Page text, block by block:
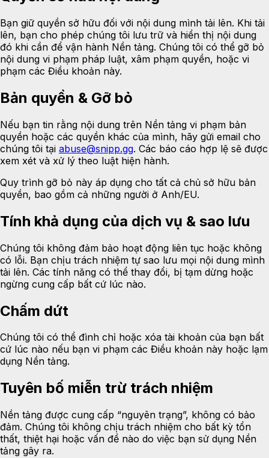
Bạn giữ quyền sở hữu đối với nội dung mình tải lên. Khi tải
lên, bạn cho phép chúng tôi lưu trữ và hiển thị nội dung
đó khi cần để vận hành Nền tảng. Chúng tôi có thể gỡ bỏ
nội dung vi phạm pháp luật, xâm phạm quyền, hoặc vi
phạm các Điều khoản này.
Bản quyền & Gỡ bỏ
Nếu bạn tin rằng nội dung trên Nền tảng vi phạm bản
quyền hoặc các quyền khác của mình, hãy gửi email cho
chúng tôi tại abuse@snipp.gg. Các báo cáo hợp lệ sẽ được
xem xét và xử lý theo luật hiện hành.
Quy trình gỡ bỏ này áp dụng cho tất cả chủ sở hữu bản
quyền, bao gồm cả những người ở Anh/EU.
Tính khả dụng của dịch vụ & sao lưu
Chúng tôi không đảm bảo hoạt động liên tục hoặc không
có lỗi. Bạn chịu trách nhiệm tự sao lưu mọi nội dung mình
tải lên. Các tính năng có thể thay đổi, bị tạm dừng hoặc
ngừng cung cấp bất cứ lúc nào.
Chấm dứt
Chúng tôi có thể đình chỉ hoặc xóa tài khoản của bạn bất
cứ lúc nào nếu bạn vi phạm các Điều khoản này hoặc lạm
dụng Nền tảng.
Tuyên bố miễn trừ trách nhiệm
Nền tảng được cung cấp “nguyên trạng”, không có bảo
đảm. Chúng tôi không chịu trách nhiệm cho bất kỳ tổn
thất, thiệt hại hoặc vấn đề nào do việc bạn sử dụng Nền
tảng gây ra.